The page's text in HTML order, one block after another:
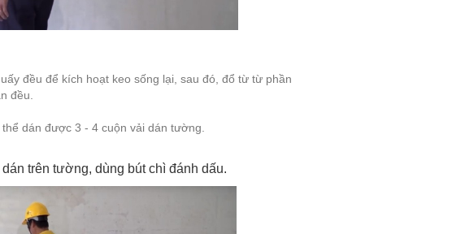
đều để kích hoạt keo sống lại, sau đó, đổ từ từ phần
đều.
dán được 3 - 4 cuộn vải dán tường.
trên tường, dùng bút chì đánh dấu.